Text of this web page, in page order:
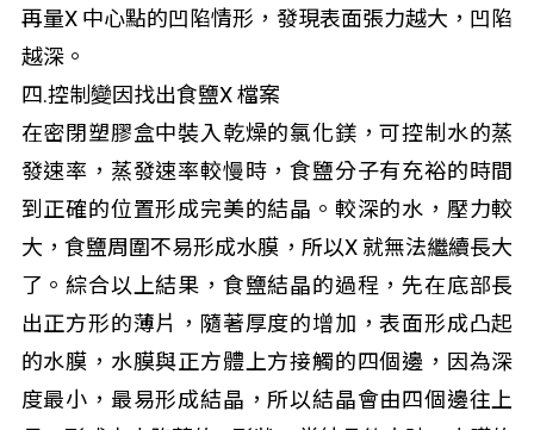
再量X 中心點的凹陷情形，發現表面張力越大，凹陷
越深。
四.控制變因找出食鹽X 檔案
在密閉塑膠盒中裝入乾燥的氯化鎂，可控制水的蒸
發速率，蒸發速率較慢時，食鹽分子有充裕的時間
到正確的位置形成完美的結晶。較深的水，壓力較
大，食鹽周圍不易形成水膜，所以X 就無法繼續長大
了。綜合以上結果，食鹽結晶的過程，先在底部長
出正方形的薄片，隨著厚度的增加，表面形成凸起
的水膜，水膜與正方體上方接觸的四個邊，因為深
度最小，最易形成結晶，所以結晶會由四個邊往上